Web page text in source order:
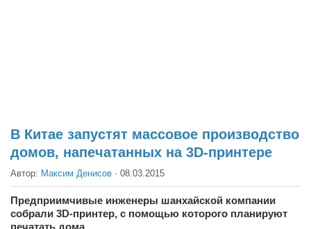
Выборы
Деньги
Традиции
Опросы
В Китае запустят массовое производство
домов, напечатанных на 3D-принтере
Автор: Максим Денисов · 08.03.2015
Предприимчивые инженеры шанхайской компании
собрали 3D-принтер, с помощью которого планируют
печатать дома.